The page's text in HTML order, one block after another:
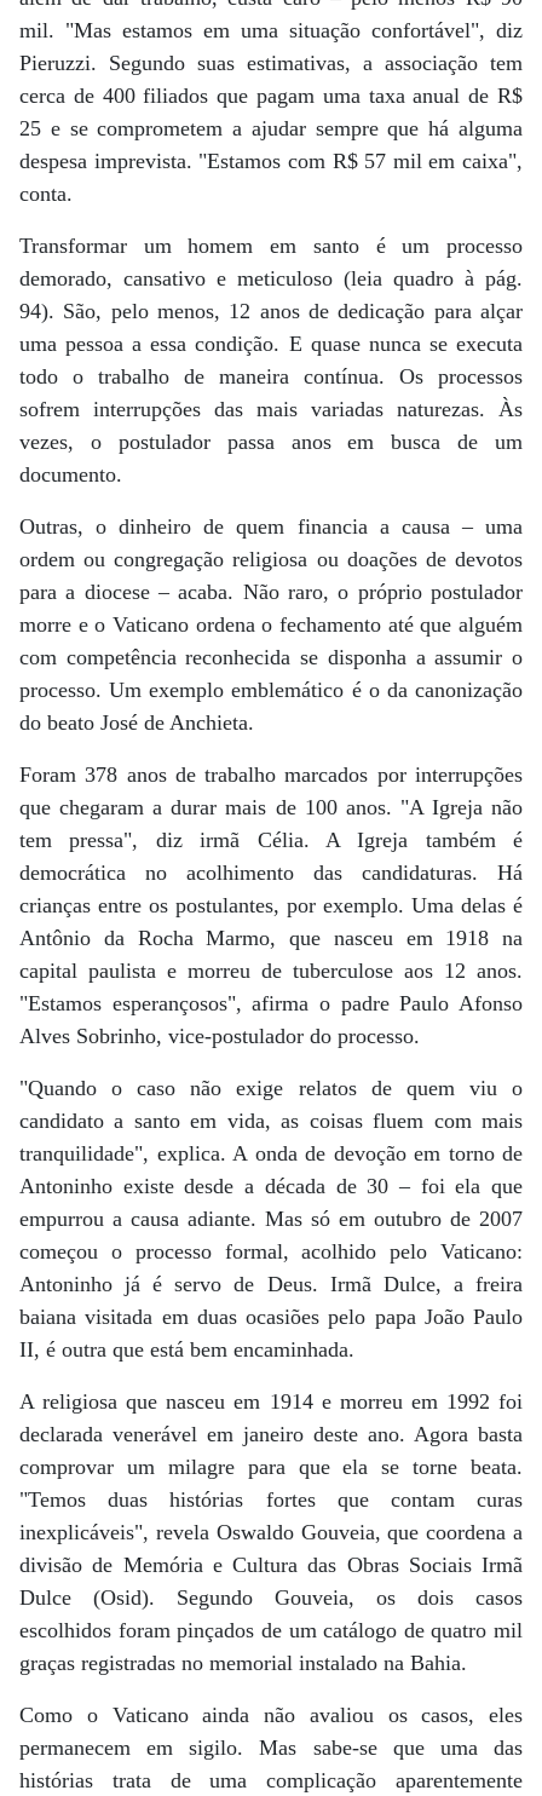
mil. "Mas estamos em uma situação confortável", diz
Pieruzzi. Segundo suas estimativas, a associação tem
cerca de 400 filiados que pagam uma taxa anual de R$
25 e se comprometem a ajudar sempre que há alguma
despesa imprevista. "Estamos com R$ 57 mil em caixa",
conta.
Transformar um homem em santo é um processo
demorado, cansativo e meticuloso (leia quadro à pág.
94). São, pelo menos, 12 anos de dedicação para alçar
uma pessoa a essa condição. E quase nunca se executa
todo o trabalho de maneira contínua. Os processos
sofrem interrupções das mais variadas naturezas. Às
vezes, o postulador passa anos em busca de um
documento.
Outras, o dinheiro de quem financia a causa – uma
ordem ou congregação religiosa ou doações de devotos
para a diocese – acaba. Não raro, o próprio postulador
morre e o Vaticano ordena o fechamento até que alguém
com competência reconhecida se disponha a assumir o
processo. Um exemplo emblemático é o da canonização
do beato José de Anchieta.
Foram 378 anos de trabalho marcados por interrupções
que chegaram a durar mais de 100 anos. "A Igreja não
tem pressa", diz irmã Célia. A Igreja também é
democrática no acolhimento das candidaturas. Há
crianças entre os postulantes, por exemplo. Uma delas é
Antônio da Rocha Marmo, que nasceu em 1918 na
capital paulista e morreu de tuberculose aos 12 anos.
"Estamos esperançosos", afirma o padre Paulo Afonso
Alves Sobrinho, vice-postulador do processo.
"Quando o caso não exige relatos de quem viu o
candidato a santo em vida, as coisas fluem com mais
tranquilidade", explica. A onda de devoção em torno de
Antoninho existe desde a década de 30 – foi ela que
empurrou a causa adiante. Mas só em outubro de 2007
começou o processo formal, acolhido pelo Vaticano:
Antoninho já é servo de Deus. Irmã Dulce, a freira
baiana visitada em duas ocasiões pelo papa João Paulo
II, é outra que está bem encaminhada.
A religiosa que nasceu em 1914 e morreu em 1992 foi
declarada venerável em janeiro deste ano. Agora basta
comprovar um milagre para que ela se torne beata.
"Temos duas histórias fortes que contam curas
inexplicáveis", revela Oswaldo Gouveia, que coordena a
divisão de Memória e Cultura das Obras Sociais Irmã
Dulce (Osid). Segundo Gouveia, os dois casos
escolhidos foram pinçados de um catálogo de quatro mil
graças registradas no memorial instalado na Bahia.
Como o Vaticano ainda não avaliou os casos, eles
permanecem em sigilo. Mas sabe-se que uma das
histórias trata de uma complicação aparentemente